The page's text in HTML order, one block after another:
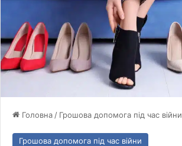
Головна / Грошова допомога під час війни
Грошова допомога під час війни